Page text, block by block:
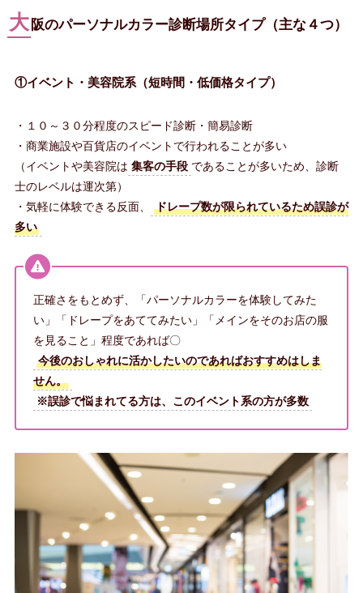
大 阪のパーソナルカラー診断場所タイプ（主な４つ）
①イベント・美容院系（短時間・低価格タイプ）
・１０～３０分程度のスピード診断・簡易診断
・商業施設や百貨店のイベントで行われることが多い
（イベントや美容院は 集客の手段 であることが多いため、診断
士のレベルは運次第）
・気軽に体験できる反面、
ドレープ数が限られているため誤診が
多い
正確さをもとめず、「パーソナルカラーを体験してみた
い」「ドレープをあててみたい」「メインをそのお店の服
を見ること」程度であれば〇
今後のおしゃれに活かしたいのであればおすすめはしま
せん。
※誤診で悩まれてる方は、このイベント系の方が多数